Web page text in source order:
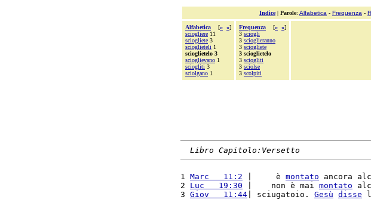
Indice| Parole: Alfabetica - Frequenza -
Alfabetica [« »]
sciogliere 11
sciogliete 3
scioglieteli 1
scioglietelo 3
scioglievano 1
sciogliti 3
sciolgano 1
Frequenza [« »]
3 sciogli
3 scioglieranno
3 sciogliete
3 scioglietelo
3 sciogliti
3 sciolse
3 scolpiti
Libro Capitolo:Versetto
1 Marc   11:2 |     è montato ancora
2 Luc   19:30 |    non è mai montato
3 Giov   11:44 | sciugatoio. Gesù disse